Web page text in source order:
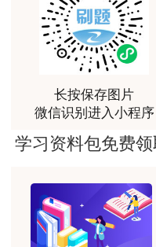
监督举报电话：
附件： 合格人员
生产技术今年的教学
富生动。
用户m3****68
课程清晰易懂，便于
用户we****66
跟着老师学习理解的
用户m0****66
贾老师讲的很有水平
用户m0****68
长按保存图片
微信识别进入小程序
学习资料包免费领